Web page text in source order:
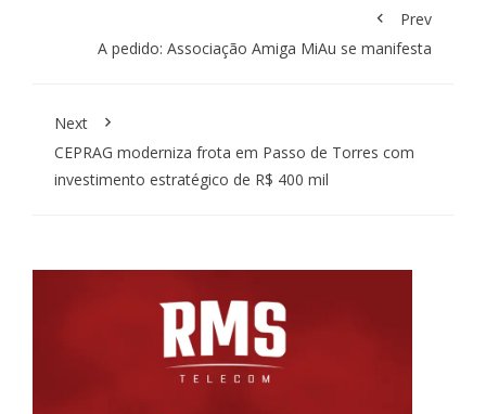
Prev
A pedido: Associação Amiga MiAu se manifesta
Next
CEPRAG moderniza frota em Passo de Torres com
investimento estratégico de R$ 400 mil